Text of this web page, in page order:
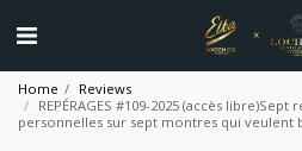
Home
Reviews
REPÉRAGES #109-2025 (accès
personnelles sur sept montres qui veulent